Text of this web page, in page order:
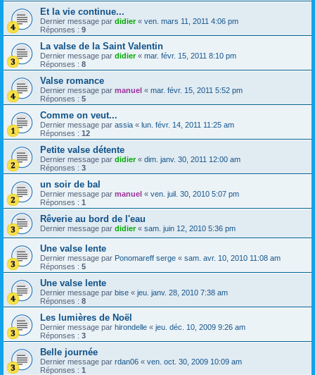
Et la vie continue...
Dernier message par didier« ven. mars 11, 2011 4:06 pm
Réponses : 9
La valse de la Saint Valentin
Dernier message par didier« mar. févr. 15, 2011 8:10 pm
Réponses : 8
Valse romance
Dernier message par manuel « mar. févr. 15, 2011 5:52 pm
Réponses : 5
Comme on veut...
Dernier message par assia « lun. févr. 14, 2011 11:25 am
Réponses : 12
Petite valse détente
Dernier message par didier« dim. janv. 30, 2011 12:00 am
Réponses : 3
un soir de bal
Dernier message par manuel « ven. juil. 30, 2010 5:07 pm
Réponses : 1
Rêverie au bord de l'eau
Dernier message par didier« sam. juin 12, 2010 5:36 pm
Une valse lente
Dernier message par Ponomareff serge « sam. avr. 10, 2010 11:08 am
Réponses : 5
Une valse lente
Dernier message par bise « jeu. janv. 28, 2010 7:38 am
Réponses : 8
Les lumières de Noël
Dernier message par hirondelle « jeu. déc. 10, 2009 9:26 am
Réponses : 3
Belle journée
Dernier message par rdan06 « ven. oct. 30, 2009 10:09 am
Réponses : 1